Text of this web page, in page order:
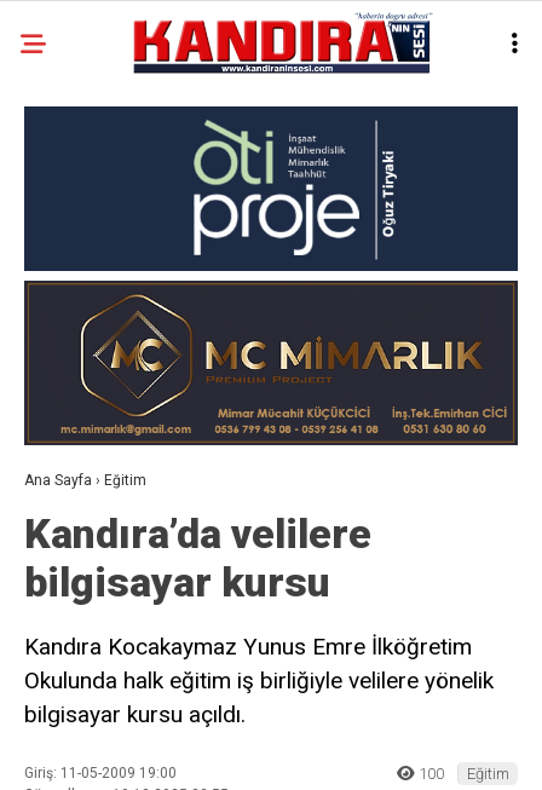
Ana Sayfa › Eğitim
Kandıra’da velilere
bilgisayar kursu
Kandıra Kocakaymaz Yunus Emre İlköğretim
Okulunda halk eğitim iş birliğiyle velilere yönelik
bilgisayar kursu açıldı.
Giriş: 11-05-2009 19:00
100 Eğitim